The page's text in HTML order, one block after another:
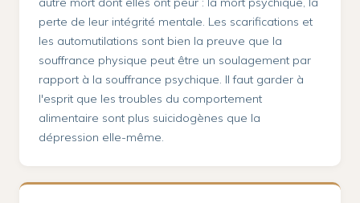
perte de leur intégrité mentale. Les scarifications et
les automutilations sont bien la preuve que la
souffrance physique peut être un soulagement par
rapport à la souffrance psychique. Il faut garder à
l'esprit que les troubles du comportement
alimentaire sont plus suicidogènes que la
dépression elle-même.